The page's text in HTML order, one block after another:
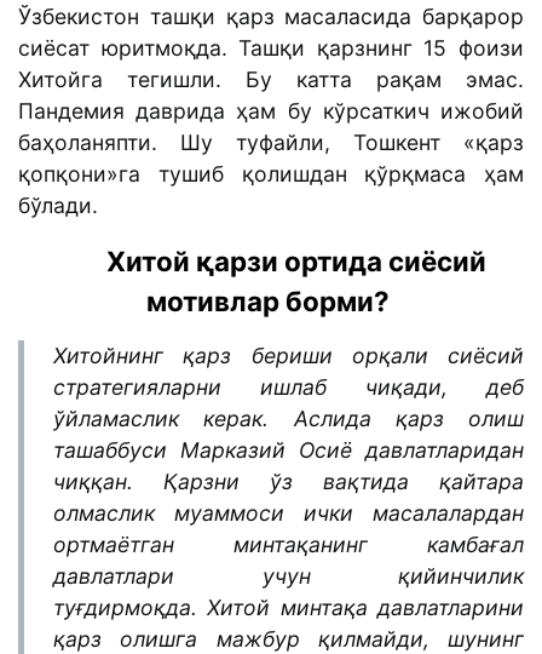
Ўзбекистон ташқи қарз масаласида барқарор
сиёсат юритмоқда. Ташқи қарзнинг 15 фоизи
Хитойга тегишли. Бу катта рақам эмас.
Пандемия даврида ҳам бу кўрсаткич ижобий
баҳоланяпти. Шу туфайли, Тошкент «қарз
қопқони»га тушиб қолишдан қўрқмаса ҳам
бўлади.
Хитой қарзи ортида сиёсий
мотивлар борми?
Хитойнинг қарз бериши орқали сиёсий
стратегияларни ишлаб чиқади, деб
ўйламаслик керак. Аслида қарз олиш
ташаббуси Марказий Осиё давлатларидан
чиққан. Қарзни ўз вақтида қайтара
олмаслик муаммоси ички масалалардан
ортмаётган минтақанинг камбағал
давлатлари учун қийинчилик
туғдирмоқда. Хитой минтақа давлатларини
қарз олишга мажбур қилмайди, шунинг